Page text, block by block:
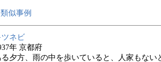
類似事例
ツネビ
年 京都府
る夕方、雨の中を歩いていると、人家もない